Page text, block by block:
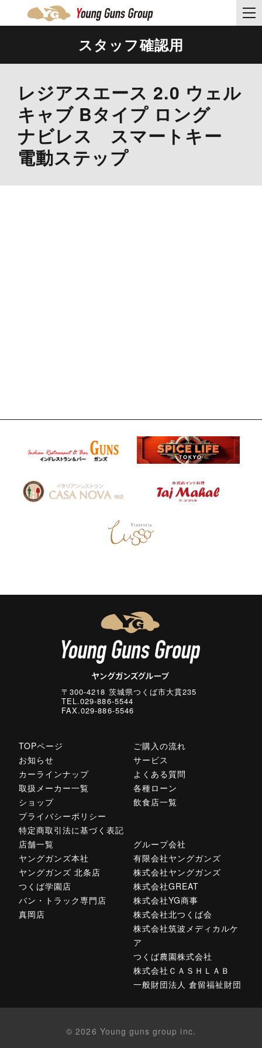
スタッフ確認用
レジアスエース 2.0 ウェル
キャブ Bタイプ ロング
ナビレス スマートキー
電動ステップ
〒300-4218 茨城県つくば市大貫235
TEL.029-886-5544
FAX.029-886-5546
TOPページ
お知らせ
カーラインナップ
取扱メーカー一覧
ショップ
プライバシーポリシー
特定商取引法に基づく表記
ご購入の流れ
サービス
よくある質問
各種ローン
飲食店一覧
店舗一覧
ヤングガンズ本社
ヤングガンズ 北条店
つくば学園店
バン・トラック専門店
真岡店
グループ会社
有限会社ヤングガンズ
株式会社ヤングガンズ
株式会社GREAT
株式会社YG商事
株式会社北つくば会
株式会社筑波メディカルケ
ア
つくば農園株式会社
株式会社ＣＡＳＨＬＡＢ
一般財団法人 倉留福祉財団
© 2026 Young guns group inc.